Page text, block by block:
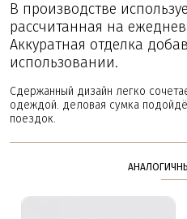
В производстве
рассчитанная на
Аккуратная отделка
использовании.
Сдержанный дизайн легко
одеждой. деловая сумка
поездок.